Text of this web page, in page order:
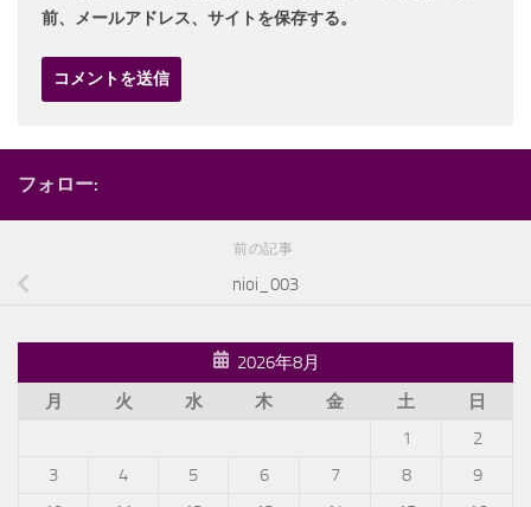
前、メールアドレス、サイトを保存する。
フォロー:
前の記事
nioi_003
2026年8月
月
火 水 木 金 土
日
1
2
3
4 5 6 7 8
9